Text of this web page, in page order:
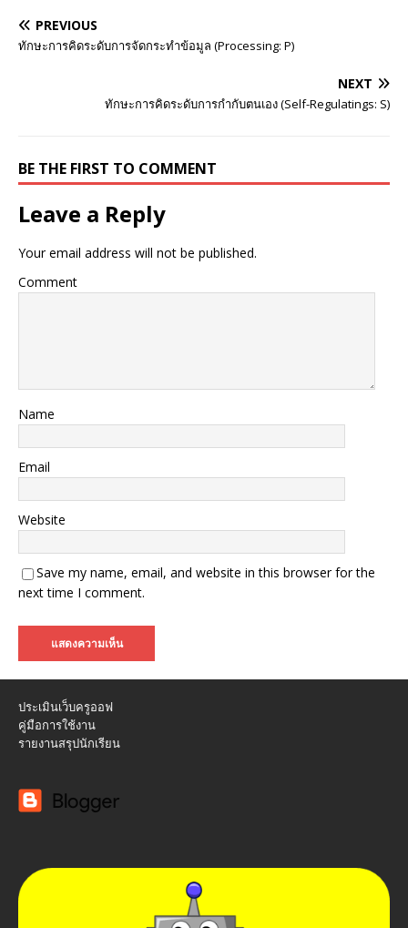
PREVIOUS
ทักษะการคิดระดับการจัดกระทำข้อมูล (Processing: P)
NEXT
ทักษะการคิดระดับการกำกับตนเอง (Self-Regulatings: S)
BE THE FIRST TO COMMENT
Leave a Reply
Your email address will not be published.
Comment
Name
Email
Website
Save my name, email, and website in this browser for the
next time I comment.
ประเมินเว็บครูออฟ
คู่มือการใช้งาน
รายงานสรุปนักเรียน